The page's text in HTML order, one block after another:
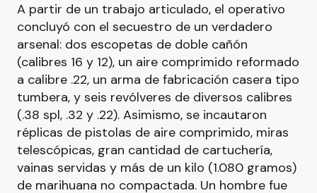
A partir de un trabajo articulado, el operativo
concluyó con el secuestro de un verdadero
arsenal: dos escopetas de doble cañón
(calibres 16 y 12), un aire comprimido reformado
a calibre .22, un arma de fabricación casera tipo
tumbera, y seis revólveres de diversos calibres
(.38 spl, .32 y .22). Asimismo, se incautaron
réplicas de pistolas de aire comprimido, miras
telescópicas, gran cantidad de cartuchería,
vainas servidas y más de un kilo (1.080 gramos)
de marihuana no compactada. Un hombre fue